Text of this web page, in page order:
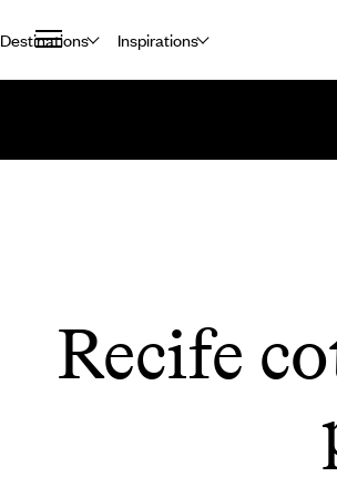
Destinations Inspirations
Recife